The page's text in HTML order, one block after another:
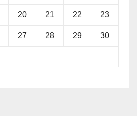
20 21 22 23
27 28 29 30